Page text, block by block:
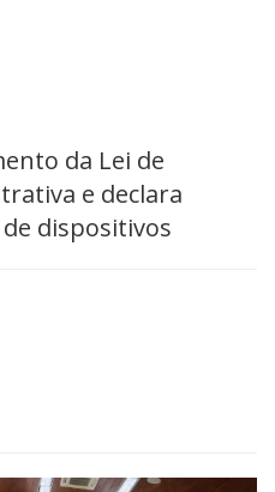
da Lei de
e declara
dispositivos